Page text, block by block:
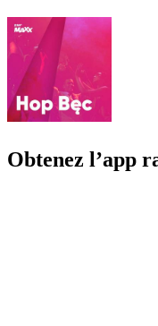
Obtenez l’app